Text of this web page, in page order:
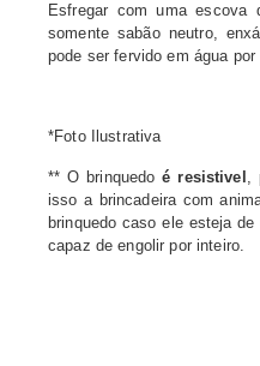
Esfregar com uma escova
somente sabão neutro,
pode ser fervido em água por
*Foto Ilustrativa
** O brinquedoé resistivel ,
isso a brincadeira com
brinquedo caso ele esteja
capaz de engolir por inteiro.